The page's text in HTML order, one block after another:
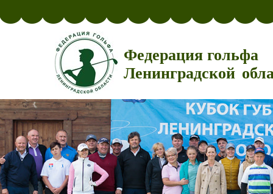
Федерация гольфа
Ленинградской